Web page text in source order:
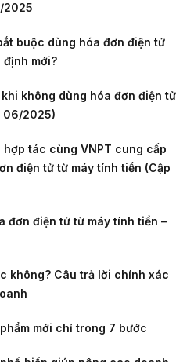
2025
buộc dùng hóa đơn điện tử
định mới?
không dùng hóa đơn điện tử
06/2025)
tác cùng VNPT cung cấp
điện tử từ máy tính tiền (Cập
đơn điện tử từ máy tính tiền –
không? Câu trả lời chính xác
mới chỉ trong 7 bước